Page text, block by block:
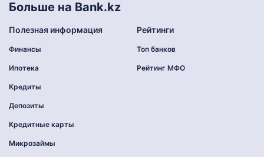
Больше на Bank.kz
Полезная информация
Финансы
Ипотека
Кредиты
Депозиты
Кредитные карты
Микрозаймы
Рейтинги
Топ банков
Рейтинг МФО